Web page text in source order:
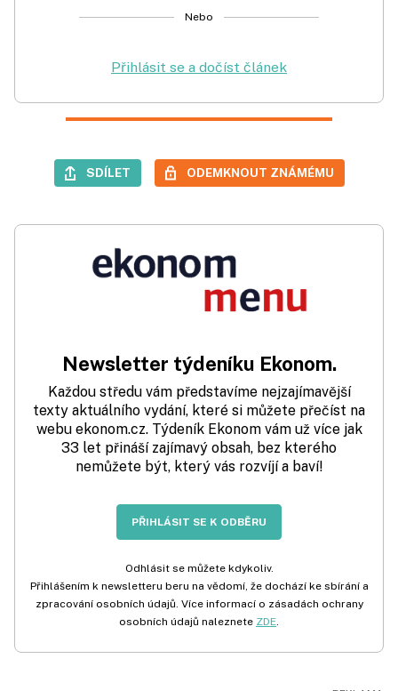
Nebo
Přihlásit se a dočíst článek
SDÍLET ODEMKNOUT ZNÁMÉMU
Newsletter týdeníku Ekonom.
Každou středu vám představíme nejzajímavější
texty aktuálního vydání, které si můžete přečíst na
webu ekonom.cz. Týdeník Ekonom vám už více jak
33 let přináší zajímavý obsah, bez kterého
nemůžete být, který vás rozvíjí a baví!
PŘIHLÁSIT SE K ODBĚRU
Odhlásit se můžete kdykoliv.
Přihlášením k newsletteru beru na vědomí, že dochází ke sbírání a
zpracování osobních údajů. Více informací o zásadách ochrany
osobních údajů naleznete ZDE.